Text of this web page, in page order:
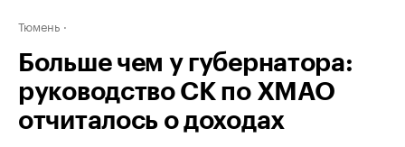
Тюмень
Больше чем у губернатора:
руководство СК по ХМАО
отчиталось о доходах